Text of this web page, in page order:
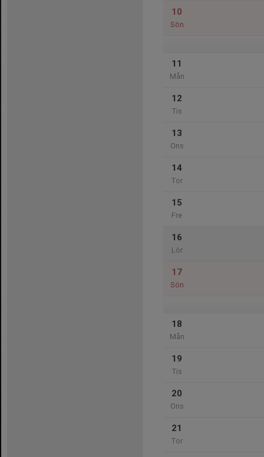
10
Sön
11
Mån
12
Tis
13
Ons
14
Tor
15
Fre
16
Lör
17
Sön
18
Mån
19
Tis
20
Ons
21
Tor